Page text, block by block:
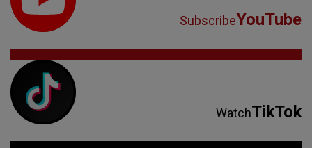
SubscribeYouTube
WatchTikTok